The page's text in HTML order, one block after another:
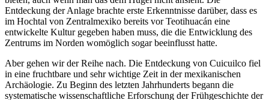
Entdeckung der Anlage brachte erste Erkenntnisse darüber, dass es
im Hochtal von Zentralmexiko bereits vor Teotihuacán eine
entwickelte Kultur gegeben haben muss, die die Entwicklung des
Zentrums im Norden womöglich sogar beeinflusst hatte.
Aber gehen wir der Reihe nach. Die Entdeckung von Cuicuilco fiel
in eine fruchtbare und sehr wichtige Zeit in der mexikanischen
Archäologie. Zu Beginn des letzten Jahrhunderts begann die
systematische wissenschaftliche Erforschung der Frühgeschichte der